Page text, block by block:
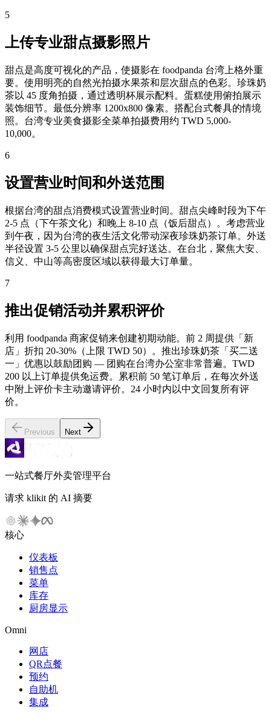
5
上传专业甜点摄影照片
甜点是高度可视化的产品，使摄影在 foodpanda 台湾上格外重
要。使用明亮的自然光拍摄水果茶和层次甜点的色彩。珍珠奶
茶以 45 度角拍摄，通过透明杯展示配料。蛋糕使用俯拍展示
装饰细节。最低分辨率 1200x800 像素。搭配台式餐具的情境
照。台湾专业美食摄影全菜单拍摄费用约 TWD 5,000-
10,000。
6
设置营业时间和外送范围
根据台湾的甜点消费模式设置营业时间。甜点尖峰时段为下午
2-5 点（下午茶文化）和晚上 8-10 点（饭后甜点）。考虑营业
到午夜，因为台湾的夜生活文化带动深夜珍珠奶茶订单。外送
半径设置 3-5 公里以确保甜点完好送达。在台北，聚焦大安、
信义、中山等高密度区域以获得最大订单量。
7
推出促销活动并累积评价
利用 foodpanda 商家促销来创建初期动能。前 2 周提供「新
店」折扣 20-30%（上限 TWD 50）。推出珍珠奶茶「买二送
一」优惠以鼓励团购 — 团购在台湾办公室非常普遍。TWD
200 以上订单提供免运费。累积前 50 笔订单后，在每次外送
中附上评价卡主动邀请评价。24 小时内以中文回复所有评
价。
Previous Next
一站式餐厅外卖管理平台
请求 klikit 的 AI 摘要
核心
仪表板
销售点
菜单
库存
厨房显示
Omni
网店
QR点餐
预约
自助机
集成